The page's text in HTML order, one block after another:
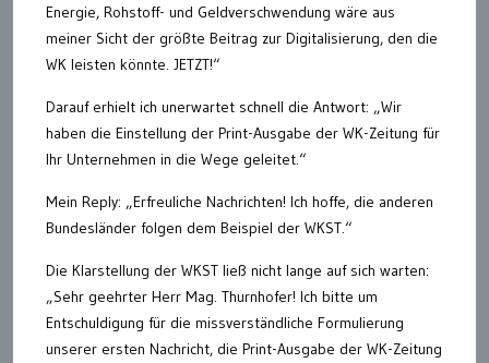
Energie, Rohstoff- und Geldverschwendung wäre aus
meiner Sicht der größte Beitrag zur Digitalisierung, den die
WK leisten könnte. JETZT!“
Darauf erhielt ich unerwartet schnell die Antwort: „Wir
haben die Einstellung der Print-Ausgabe der WK-Zeitung für
Ihr Unternehmen in die Wege geleitet.“
Mein Reply: „Erfreuliche Nachrichten! Ich hoffe, die anderen
Bundesländer folgen dem Beispiel der WKST.“
Die Klarstellung der WKST ließ nicht lange auf sich warten:
„Sehr geehrter Herr Mag. Thurnhofer! Ich bitte um
Entschuldigung für die missverständliche Formulierung
unserer ersten Nachricht, die Print-Ausgabe der WK-Zeitung